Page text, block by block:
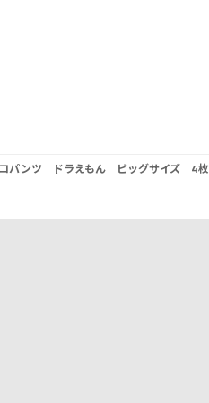
コパンツ ドラえもん ビッグサイズ 4枚